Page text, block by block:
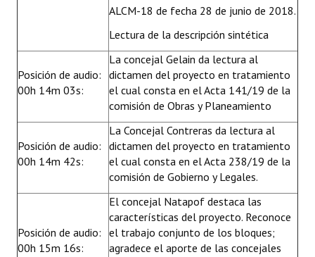
ALCM-18 de fecha 28 de junio de 2018.
Lectura de la descripción sintética
Posición de audio:
00h 14m 03s:
La concejal Gelain da lectura al
dictamen del proyecto en tratamiento
el cual consta en el Acta 141/19 de la
comisión de Obras y Planeamiento
Posición de audio:
00h 14m 42s:
La Concejal Contreras da lectura al
dictamen del proyecto en tratamiento
el cual consta en el Acta 238/19 de la
comisión de Gobierno y Legales.
Posición de audio:
00h 15m 16s:
El concejal Natapof destaca las
características del proyecto. Reconoce
el trabajo conjunto de los bloques;
agradece el aporte de las concejales